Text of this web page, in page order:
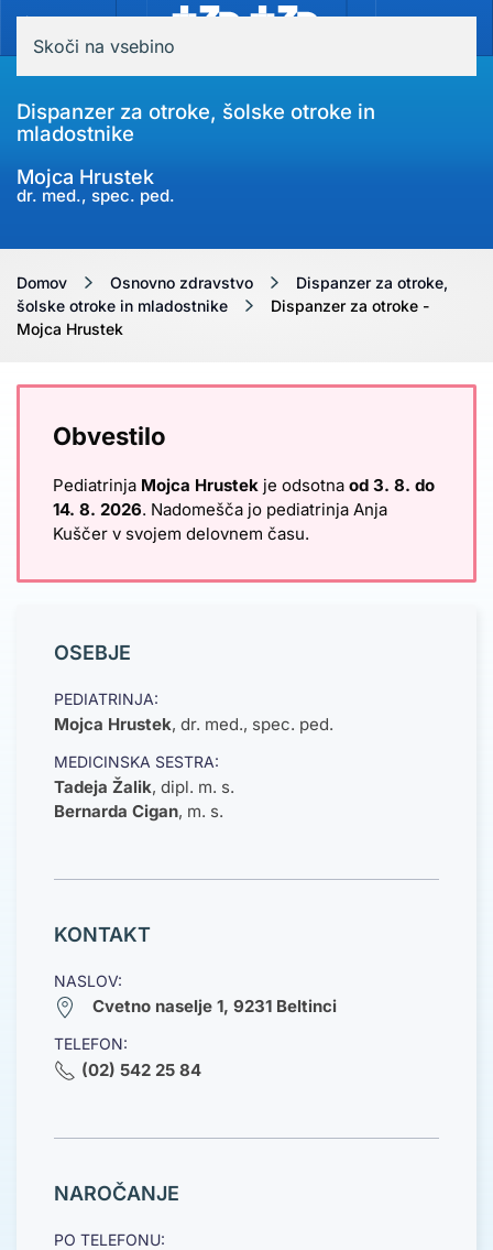
Skoči na vsebino
Dispanzer za otroke, šolske otroke in
mladostnike
Mojca Hrustek
dr. med., spec. ped.
Domov Osnovno zdravstvo
Dispanzer za otroke,
šolske otroke in mladostnike
Dispanzer za otroke -
Mojca Hrustek
Obvestilo
Pediatrinja Mojca Hrustek je odsotna od 3. 8. do
14. 8. 2026. Nadomešča jo pediatrinja Anja
Kuščer v svojem delovnem času.
OSEBJE
PEDIATRINJA:
Mojca Hrustek, dr. med., spec. ped.
MEDICINSKA SESTRA:
Tadeja Žalik, dipl. m. s.
Bernarda Cigan, m. s.
KONTAKT
NASLOV:
Cvetno naselje 1, 9231 Beltinci
TELEFON:
(02) 542 25 84
NAROČANJE
PO TELEFONU: